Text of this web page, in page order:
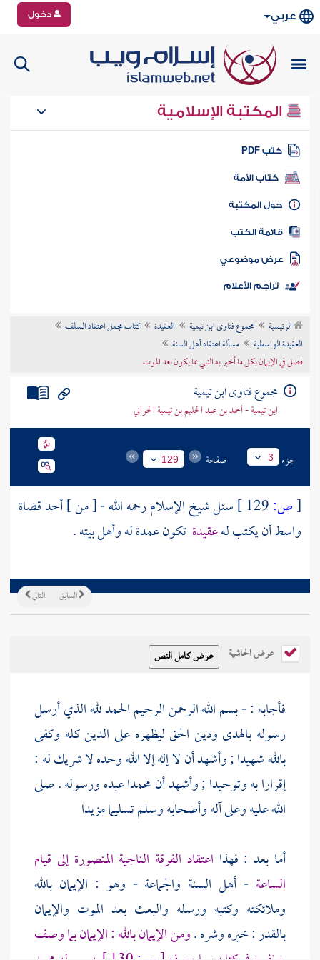
عربي دخول
المكتبة الإسلامية
كتب PDF
كتاب الأمة
المكتبة
الكتب
موضوعي
تراجم الأعلام
الرئيسية مجموع فتاوى ابن تيمية العقيدة
كتاب مجمل اعتقاد السلف
العقيدة الواسطية
مسألة اعتقاد أهل السنة
فصل في الإيمان بكل ما أخبر به النبي مما يكون بعد الموت
مجموع فتاوى ابن تيمية
ابن تيمية - أحمد بن عبد الحليم بن تيمية الحراني
جزء 3 صفحة 129
[ص:
سئل شيخ الإسلام رحمه الله - [ من ] أحد قضاة
واسطأن يكتب لهعقيدة تكون عمدة له وأهل بيته .
التالي السابق
عرض الحاشية
فأجابه : - بسم الله الرحمن الرحيم الحمد لله الذي أرسل
رسوله بالهدى ودين الحق ليظهره على الدين كله وكفى
بالله شهيدا ; وأشهد أن لا إله إلا الله وحده لا شريك له :
إقرارا به وتوحيدا ; وأشهد أنمحمداعبده ورسوله . صلى
الله عليه وعلى آله وأصحابه وسلم تسليما مزيدا
أما بعد : فهذا اعتقاد الفرقة الناجية المنصورة إلى قيام
الساعة- أهل السنة والجماعة - وهو : الإيمان بالله
وملائكته وكتبه ورسله والبعث بعد الموت والإيمان
بالقدر : خيره وشره .ومن الإيمان بالله : الإيمان بما وصف